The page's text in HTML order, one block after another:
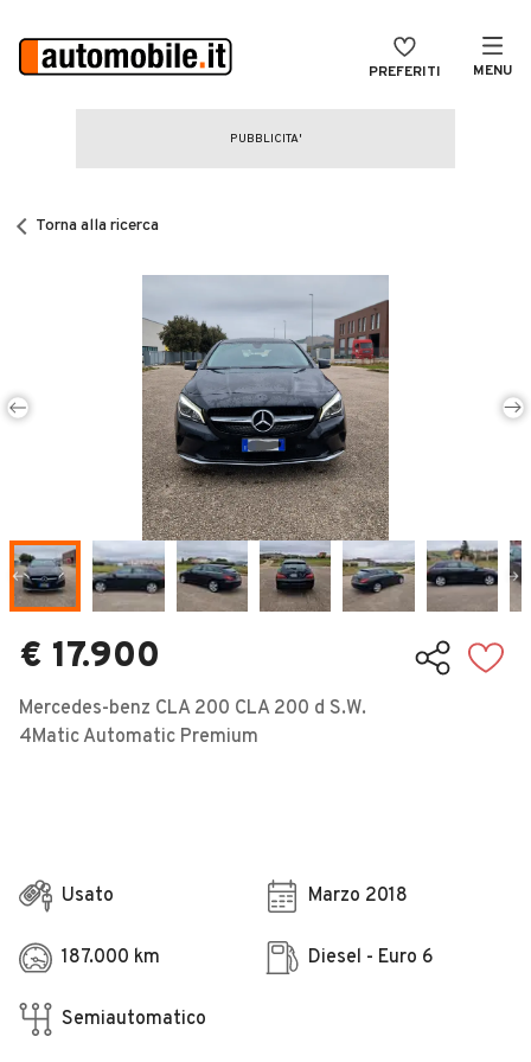
PREFERITI MENU
CERCA
Noleggio a lungo termine
Auto d'epoca
Veicoli Commerciali
Concessionari
Torna alla ricerca
€ 17.900
Mercedes-benz CLA 200 CLA 200 d S.W.
4Matic Automatic Premium
Usato Marzo 2018
187.000 km Diesel - Euro 6
Semiautomatico